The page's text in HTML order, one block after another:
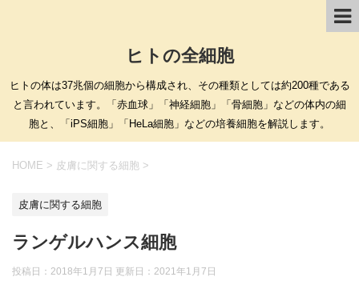
ヒトの全細胞
ヒトの体は37兆個の細胞から構成され、その種類としては約200種である
と言われています。「赤血球」「神経細胞」「骨細胞」などの体内の細
胞と、「iPS細胞」「HeLa細胞」などの培養細胞を解説します。
HOME > 皮膚に関する細胞 >
皮膚に関する細胞
ランゲルハンス細胞
投稿日：2018年1月7日 更新日： 2021年1月7日